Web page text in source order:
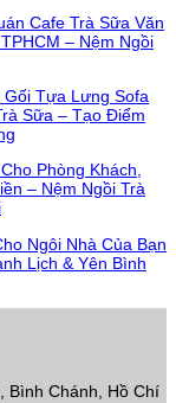
Cafe Trà Sữa Văn
– Nệm Ngồi
Gối Tựa Lưng Sofa
Sữa – Tạo Điểm
Phòng Khách,
– Nệm Ngồi Trà
Ngôi Nhà Của Bạn
Lịch & Yên Bình
Bình Chánh, Hồ Chí